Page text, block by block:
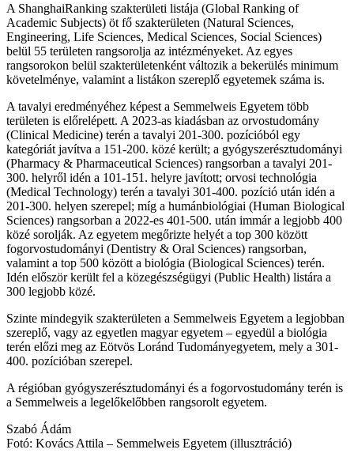
A ShanghaiRanking szakterületi listája (Global Ranking of
Academic Subjects) öt fő szakterületen (Natural Sciences,
Engineering, Life Sciences, Medical Sciences, Social Sciences)
belül 55 területen rangsorolja az intézményeket. Az egyes
rangsorokon belül szakterületenként változik a bekerülés minimum
követelménye, valamint a listákon szereplő egyetemek száma is.
A tavalyi eredményéhez képest a Semmelweis Egyetem több
területen is előrelépett. A 2023-as kiadásban az orvostudomány
(Clinical Medicine) terén a tavalyi 201-300. pozícióból egy
kategóriát javítva a 151-200. közé került; a gyógyszerésztudományi
(Pharmacy & Pharmaceutical Sciences) rangsorban a tavalyi 201-
300. helyről idén a 101-151. helyre javított; orvosi technológia
(Medical Technology) terén a tavalyi 301-400. pozíció után idén a
201-300. helyen szerepel; míg a humánbiológiai (Human Biological
Sciences) rangsorban a 2022-es 401-500. után immár a legjobb 400
közé sorolják. Az egyetem megőrizte helyét a top 300 között
fogorvostudományi (Dentistry & Oral Sciences) rangsorban,
valamint a top 500 között a biológia (Biological Sciences) terén.
Idén először került fel a közegészségügyi (Public Health) listára a
300 legjobb közé.
Szinte mindegyik szakterületen a Semmelweis Egyetem a legjobban
szereplő, vagy az egyetlen magyar egyetem – egyedül a biológia
terén előzi meg az Eötvös Loránd Tudományegyetem, mely a 301-
400. pozícióban szerepel.
A régióban gyógyszerésztudományi és a fogorvostudomány terén is
a Semmelweis a legelőkelőbben rangsorolt egyetem.
Szabó Ádám
Fotó: Kovács Attila – Semmelweis Egyetem (illusztráció)